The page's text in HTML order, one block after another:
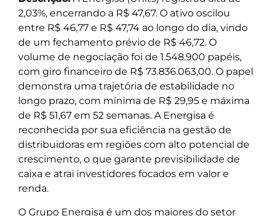
2,03%, encerrando a R$ 47,67. O ativo oscilou
entre R$ 46,77 e R$ 47,74 ao longo do dia, vindo
de um fechamento prévio de R$ 46,72. O
volume de negociação foi de 1.548.900 papéis,
com giro financeiro de R$ 73.836.063,00. O papel
demonstra uma trajetória de estabilidade no
longo prazo, com mínima de R$ 29,95 e máxima
de R$ 51,67 em 52 semanas. A Energisa é
reconhecida por sua eficiência na gestão de
distribuidoras em regiões com alto potencial de
crescimento, o que garante previsibilidade de
caixa e atrai investidores focados em valor e
renda.
O Grupo Energisa é um dos maiores do setor